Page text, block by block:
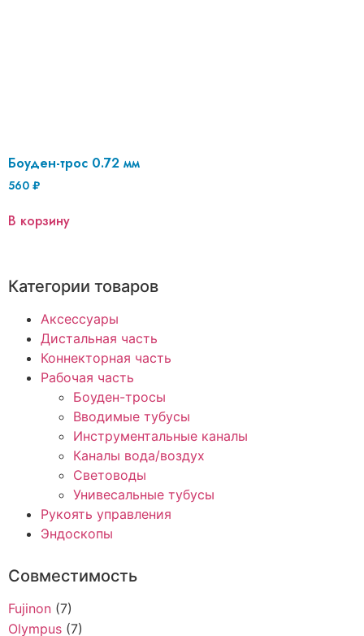
Категории товаров
Аксессуары
Дистальная часть
Коннекторная часть
Рабочая часть
Боуден-тросы
Вводимые тубусы
Инструментальные каналы
Каналы вода/воздух
Световоды
Унивесальные тубусы
Рукоять управления
Эндоскопы
Совместимость
Fujinon (7)
Olympus (7)
Боуден-трос 0.72 мм
560 ₽
В корзину